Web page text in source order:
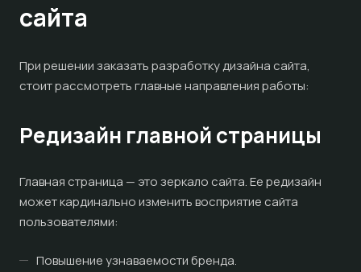
сайта
При решении заказать разработку дизайна сайта,
стоит рассмотреть главные направления работы:
Редизайн главной страницы
Главная страница — это зеркало сайта. Ее редизайн
может кардинально изменить восприятие сайта
пользователями:
Повышение узнаваемости бренда.